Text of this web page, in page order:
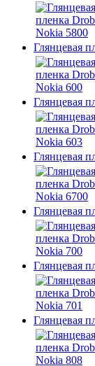
Глянцевая
Глянцевая
Глянцевая
Глянцевая
Глянцевая
Глянцевая